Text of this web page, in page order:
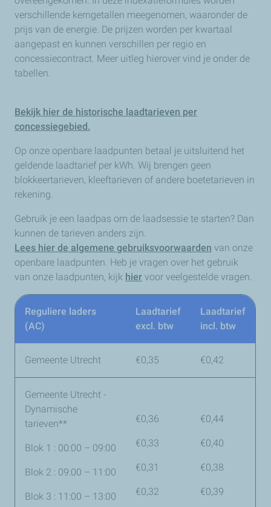
verschillende kerngetallen meegenomen, waaronder de
prijs van de energie. De prijzen worden per kwartaal
aangepast en kunnen verschillen per regio en
concessiecontract. Meer uitleg hierover vind je onder de
tabellen.
Bekijk hier de historische laadtarieven per
concessiegebied.
Op onze openbare laadpunten betaal je uitsluitend het
geldende laadtarief per kWh. Wij brengen geen
blokkeertarieven, kleeftarieven of andere boetetarieven in
rekening.
Gebruik je een laadpas om de laadsessie te starten? Dan
kunnen de tarieven anders zijn.
Lees hier de algemene gebruiksvoorwaarden van onze
openbare laadpunten. Heb je vragen over het gebruik
van onze laadpunten, kijk hier voor veelgestelde vragen.
Reguliere laders
(AC)
Laadtarief
excl. btw
Laadtarief
incl. btw
Gemeente Utrecht €0,35 €0,42
Gemeente Utrecht -
Dynamische
tarieven**
Blok 1 : 00:00 – 09:00
Blok 2 : 09:00 – 11:00
Blok 3 : 11:00 – 13:00
€0,36
€0,33
€0,31
€0,32
€0,44
€0,40
€0,38
€0,39